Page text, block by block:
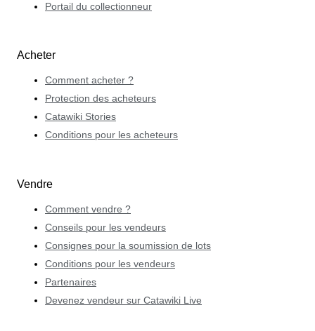
Portail du collectionneur
Acheter
Comment acheter ?
Protection des acheteurs
Catawiki Stories
Conditions pour les acheteurs
Vendre
Comment vendre ?
Conseils pour les vendeurs
Consignes pour la soumission de lots
Conditions pour les vendeurs
Partenaires
Devenez vendeur sur Catawiki Live